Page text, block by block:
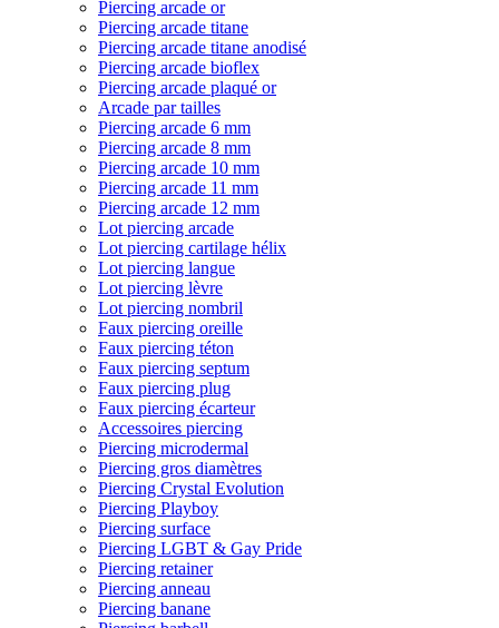
Piercing arcade or
Piercing arcade titane
Piercing arcade titane anodisé
Piercing arcade bioflex
Piercing arcade plaqué or
Arcade par tailles
Piercing arcade 6 mm
Piercing arcade 8 mm
Piercing arcade 10 mm
Piercing arcade 11 mm
Piercing arcade 12 mm
Lot piercing arcade
Lot piercing cartilage hélix
Lot piercing langue
Lot piercing lèvre
Lot piercing nombril
Faux piercing oreille
Faux piercing téton
Faux piercing septum
Faux piercing plug
Faux piercing écarteur
Accessoires piercing
Piercing microdermal
Piercing gros diamètres
Piercing Crystal Evolution
Piercing Playboy
Piercing surface
Piercing LGBT & Gay Pride
Piercing retainer
Piercing anneau
Piercing banane